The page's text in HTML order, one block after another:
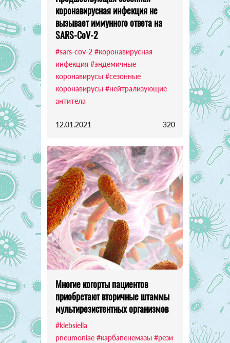
коронавирусная инфекция не
вызывает иммунного ответа на
SARS-CoV-2
#sars-cov-2 #коронавирусная
инфекция #эндемичные
коронавирусы #сезонные
коронавирусы #нейтрализующие
антитела
12.01.2021 320
Многие когорты пациентов
приобретают вторичные штаммы
мультирезистентных организмов
#klebsiella
pneumoniae #карбапенемазы #рези